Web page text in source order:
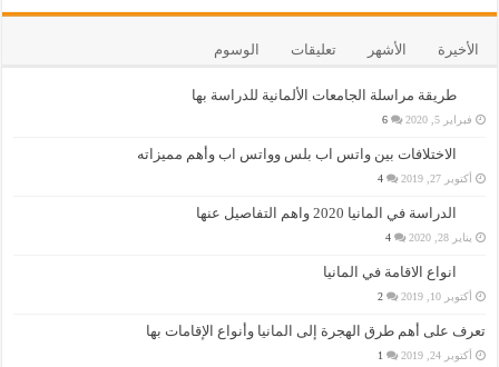
الأخيرة الأشهر تعليقات الوسوم
طريقة مراسلة الجامعات الألمانية للدراسة بها
فبراير 5, 2020 6
الاختلافات بين واتس اب بلس وواتس اب وأهم مميزاته
أكتوبر 27, 2019 4
الدراسة في المانيا 2020 واهم التفاصيل عنها
يناير 28, 2020 4
انواع الاقامة في المانيا
أكتوبر 10, 2019 2
تعرف على أهم طرق الهجرة إلى المانيا وأنواع الإقامات بها
أكتوبر 24, 2019 1